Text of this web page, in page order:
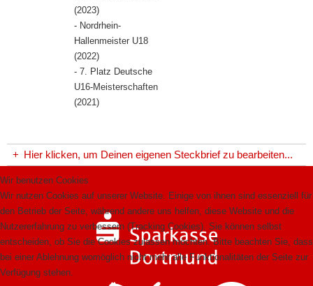
(2023)
- Nordrhein-
Hallenmeister U18
(2022)
- 7. Platz Deutsche
U16-Meisterschaften
(2021)
+ Hier klicken, um Deinen eigenen Steckbrief zu bearbeiten...
Wir benutzen Cookies
Wir nutzen Cookies auf unserer Website. Einige von ihnen sind essenziell für
den Betrieb der Seite, während andere uns helfen, diese Website und die
Nutzererfahrung zu verbessern (Tracking Cookies). Sie können selbst
entscheiden, ob Sie die Cookies zulassen möchten. Bitte beachten Sie, dass
bei einer Ablehnung womöglich nicht mehr alle Funktionalitäten der Seite zur
Verfügung stehen.